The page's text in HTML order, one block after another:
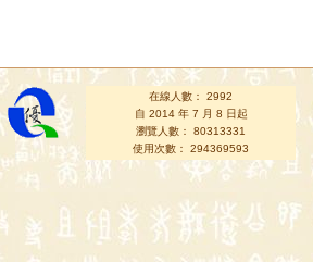
在線人數： 2992
自 2014 年 7 月 8 日起
瀏覽人數： 80313331
使用次數： 294369593